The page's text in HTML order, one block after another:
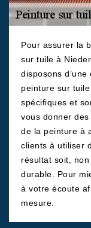
Pour assurer la
sur tuile à
disposons
peinture sur
spécifiques et
vous donner
de la peinture à
clients à utiliser
résultat soit,
durable. Pour
à votre écoute
mesure.